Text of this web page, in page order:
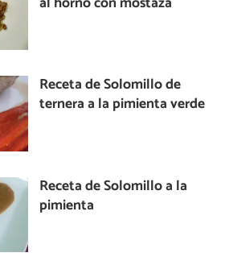
Receta de Solomillo de
ternera a la pimienta verde
Receta de Solomillo a la
pimienta